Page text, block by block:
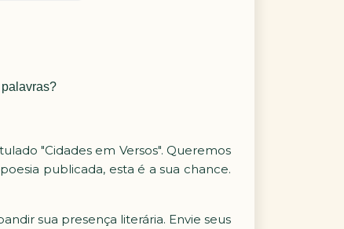
"Cidades em Versos". Queremos
publicada, esta é a sua chance.
sua presença literária. Envie seus